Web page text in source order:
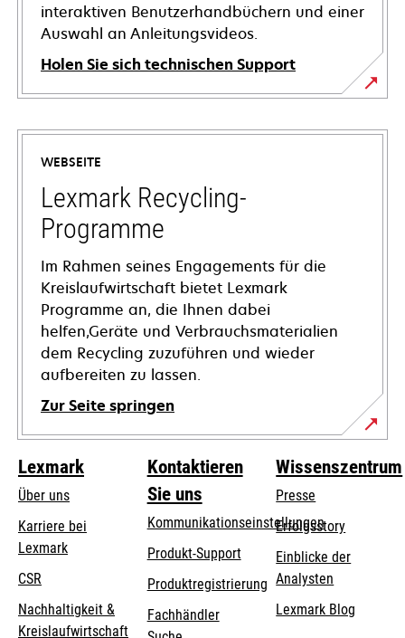
interaktiven Benutzerhandbüchern und einer
Auswahl an Anleitungsvideos.
Holen Sie sich technischen Support
wird
in
neuen
Registerkarte
geöffnet
WEBSEITE
Lexmark Recycling-
Programme
Im Rahmen seines Engagements für die
Kreislaufwirtschaft bietet Lexmark
Programme an, die Ihnen dabei
helfen,Geräte und Verbrauchsmaterialien
dem Recycling zuzuführen und wieder
aufbereiten zu lassen.
Zur Seite springen
Lexmark
Über uns
Karriere bei
Lexmark
CSR
Nachhaltigkeit &
Kreislaufwirtschaft
Kontaktieren
Sie uns
Kommunikationseinstellungen
wird
in
einer
neuen
Produkt-Supportwird
einer
neuen
Produktregistrierung
Fachhändler
Wissenszentrum
Presse
Erfolgsstory
Einblicke der
Analysten
Lexmark Blog